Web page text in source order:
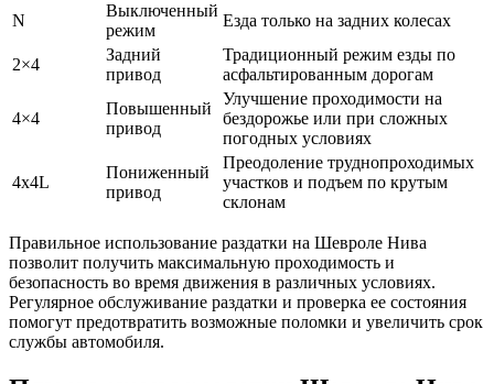
N
Выключенный
режим
Езда только на задних колесах
2×4
Задний
привод
Традиционный режим езды по
асфальтированным дорогам
4×4
Повышенный
привод
Улучшение проходимости на
бездорожье или при сложных
погодных условиях
4x4L
Пониженный
привод
Преодоление труднопроходимых
участков и подъем по крутым
склонам
Правильное использование раздатки на Шевроле Нива
позволит получить максимальную проходимость и
безопасность во время движения в различных условиях.
Регулярное обслуживание раздатки и проверка ее состояния
помогут предотвратить возможные поломки и увеличить срок
службы автомобиля.